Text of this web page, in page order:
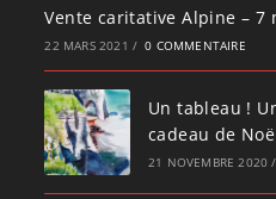
Vente caritative Alpine – 7
22 MARS 2021 / 0 COMMENTAIRE
Un tableau !
cadeau de
21 NOVEMBRE 2020 /